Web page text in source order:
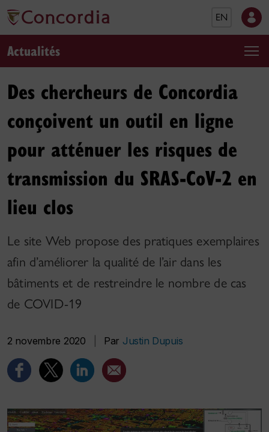
EN
Actualités
Des chercheurs de Concordia
conçoivent un outil en ligne
pour atténuer les risques de
transmission du SRAS-CoV-2 en
lieu clos
Le site Web propose des pratiques exemplaires
afin d’améliorer la qualité de l’air dans les
bâtiments et de restreindre le nombre de cas
de COVID-19
2 novembre 2020 Par Justin Dupuis